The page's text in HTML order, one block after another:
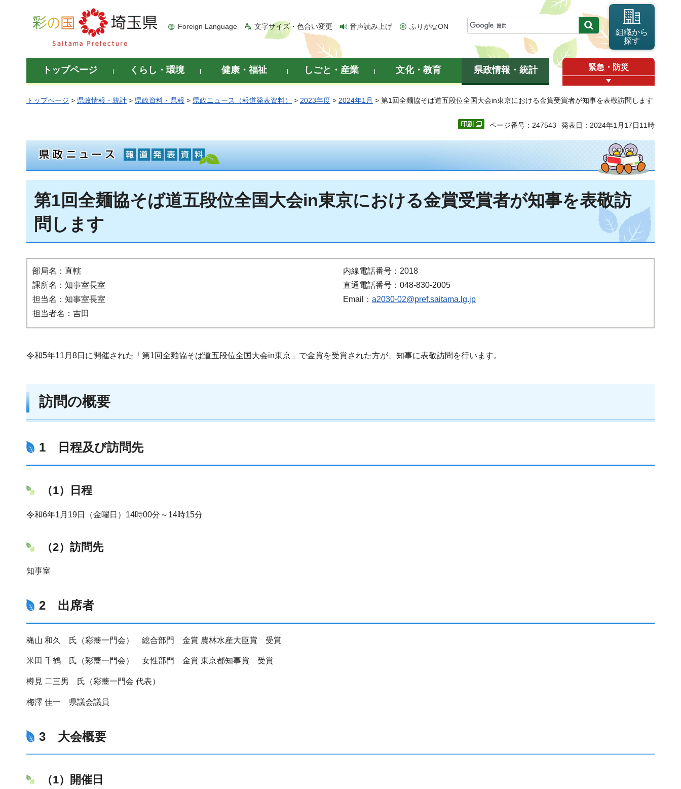
彩の国 埼玉県
Foreign Language 文字サイズ・色合い変更 音声読み上げ ふりがなON
組織から
探す
トップページ くらし・環境 健康・福祉 しごと・産業 文化・教育 県政情報・統計 緊急・防災
トップページ > 県政情報・統計 > 県政資料・県報 > 県政ニュース（報道発表資料） > 2023年度 > 2024年1月 > 第1回全麺協そば道五段位全国大会in東京における金賞受賞者が知事を表敬訪問します
ページ番号：247543 発表日：2024年1月17日11時
第1回全麺協そば道五段位全国大会in東京における金賞受賞者が知事を表敬訪
問します
部局名：直轄
課所名：知事室長室
担当名：知事室長室
担当者名：吉田
内線電話番号：2018
直通電話番号：048-830-2005
Email：a2030-02@pref.saitama.lg.jp
令和5年11月8日に開催された「第1回全麺協そば道五段位全国大会in東京」で金賞を受賞された方が、知事に表敬訪問を行います。
訪問の概要
1 日程及び訪問先
（1）日程
令和6年1月19日（金曜日）14時00分～14時15分
（2）訪問先
知事室
2 出席者
穐山 和久 氏（彩蕎一門会） 総合部門 金賞 農林水産大臣賞 受賞
米田 千鶴 氏（彩蕎一門会） 女性部門 金賞 東京都知事賞 受賞
樽見 二三男 氏（彩蕎一門会 代表）
梅澤 佳一 県議会議員
3 大会概要
（1）開催日